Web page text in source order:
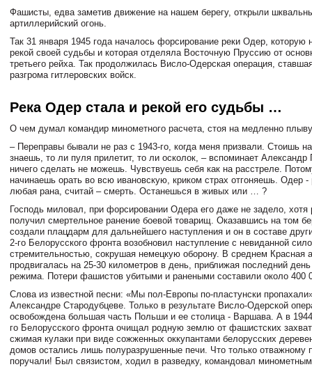
Фашисты, едва заметив движение на нашем берегу, открыли
артиллерийский огонь.
Так 31 января 1945 года началось форсирование реки Одер, которую
рекой своей судьбы и которая отделяла Восточную Пруссию от
третьего рейха. Так продолжилась Висло-Одерская операция,
разгрома гитлеровских войск.
Река Одер стала и рекой его судьбы …
О чем думал командир минометного расчета, стоя на медленно
– Переправы бывали не раз с 1943-го, когда меня призвали. Стоишь
знаешь, то ли пуля прилетит, то ли осколок, – вспоминает
ничего сделать не можешь. Чувствуешь себя как на расстреле.
начинаешь орать во всю ивановскую, криком страх отгоняешь. Одер -
любая рана, считай – смерть. Останешься в живых или … ?
Господь миловал, при форсировании Одера его даже не задело,
получил смертельное ранение боевой товарищ. Оказавшись на том
создали плацдарм для дальнейшего наступления и он в составе
2-го Белорусского фронта возобновил наступление с невиданной
стремительностью, сокрушая немецкую оборону. В среднем Красная
продвигалась на 25-30 километров в день, приближая последний день
режима. Потери фашистов убитыми и ранеными составили около 400
Слова из известной песни: «Мы пол-Европы по-пластунски
Александре Стародубцеве. Только в результате Висло-Одерской
освобождена большая часть Польши и ее столица - Варшава. А в
го Белорусского фронта очищал родную землю от фашистских
сжимая кулаки при виде сожженных оккупантами белорусских
домов остались лишь полуразрушенные печи. Что только отважному
поручали! Был связистом, ходил в разведку, командовал